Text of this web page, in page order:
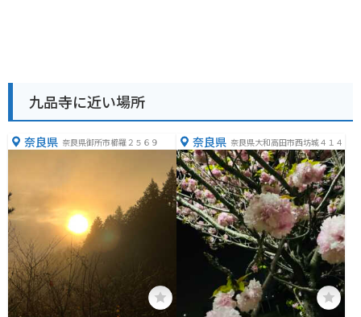
九品寺に近い場所
奈良県 奈良県御所市櫛羅２５６９ 奈良県 奈良県大和高田市西坊城４１４